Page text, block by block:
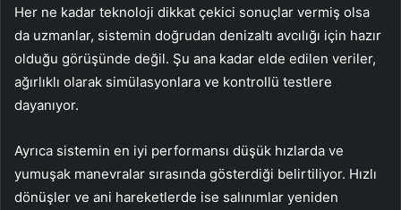
Her ne kadar teknoloji dikkat çekici sonuçlar vermiş olsa
da uzmanlar, sistemin doğrudan denizaltı avcılığı için hazır
olduğu görüşünde değil. Şu ana kadar elde edilen veriler,
ağırlıklı olarak simülasyonlara ve kontrollü testlere
dayanıyor.
Ayrıca sistemin en iyi performansı düşük hızlarda ve
yumuşak manevralar sırasında gösterdiği belirtiliyor. Hızlı
dönüşler ve ani hareketlerde ise salınımlar yeniden